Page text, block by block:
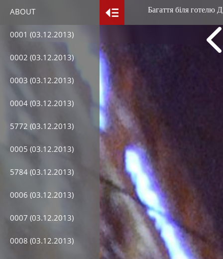
ABOUT
0001 (03.12.2013)
0002 (03.12.2013)
0003 (03.12.2013)
0004 (03.12.2013)
5772 (03.12.2013)
0005 (03.12.2013)
5784 (03.12.2013)
0006 (03.12.2013)
0007 (03.12.2013)
0008 (03.12.2013)
Багаття біля